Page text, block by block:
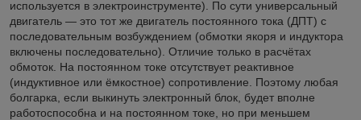
используется в электроинструменте). По сути универсальный
двигатель — это тот же двигатель постоянного тока (ДПТ) с
последовательным возбуждением (обмотки якоря и индуктора
включены последовательно). Отличие только в расчётах
обмоток. На постоянном токе отсутствует реактивное
(индуктивное или ёмкостное) сопротивление. Поэтому любая
болгарка, если выкинуть электронный блок, будет вполне
работоспособна и на постоянном токе, но при меньшем